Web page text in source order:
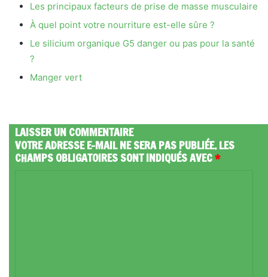
Les principaux facteurs de prise de masse musculaire
À quel point votre nourriture est-elle sûre ?
Le silicium organique G5 danger ou pas pour la santé
?
Manger vert
LAISSER UN COMMENTAIRE
VOTRE ADRESSE E-MAIL NE SERA PAS PUBLIÉE.LES
CHAMPS OBLIGATOIRES SONT INDIQUÉS AVEC*